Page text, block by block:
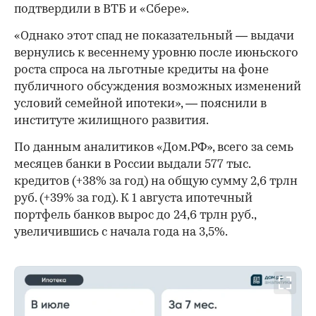
подтвердили в ВТБ и «Сбере».
«Однако этот спад не показательный — выдачи
вернулись к весеннему уровню после июньского
роста спроса на льготные кредиты на фоне
публичного обсуждения возможных изменений
условий семейной ипотеки», — пояснили в
институте жилищного развития.
По данным аналитиков «Дом.РФ», всего за семь
месяцев банки в России выдали 577 тыс.
кредитов (+38% за год) на общую сумму 2,6 трлн
руб. (+39% за год). К 1 августа ипотечный
портфель банков вырос до 24,6 трлн руб.,
увеличившись с начала года на 3,5%.